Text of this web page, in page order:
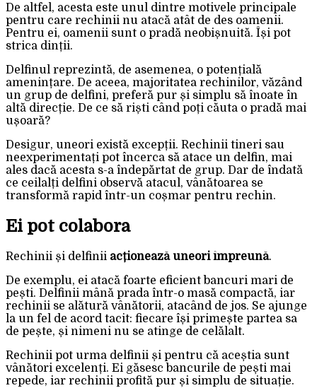
De altfel, acesta este unul dintre motivele principale
pentru care rechinii nu atacă atât de des oamenii.
Pentru ei, oamenii sunt o pradă neobișnuită. Își pot
strica dinții.
Delfinul reprezintă, de asemenea, o potențială
amenințare. De aceea, majoritatea rechinilor, văzând
un grup de delfini, preferă pur și simplu să înoate în
altă direcție. De ce să riști când poți căuta o pradă mai
ușoară?
Desigur, uneori există excepții. Rechinii tineri sau
neexperimentați pot încerca să atace un delfin, mai
ales dacă acesta s-a îndepărtat de grup. Dar de îndată
ce ceilalți delfini observă atacul, vânătoarea se
transformă rapid într-un coșmar pentru rechin.
Ei pot colabora
Rechinii și delfinii acționează uneori împreună.
De exemplu, ei atacă foarte eficient bancuri mari de
pești. Delfinii mână prada într-o masă compactă, iar
rechinii se alătură vânătorii, atacând de jos. Se ajunge
la un fel de acord tacit: fiecare își primește partea sa
de pește, și nimeni nu se atinge de celălalt.
Rechinii pot urma delfinii și pentru că aceștia sunt
vânători excelenți. Ei găsesc bancurile de pești mai
repede, iar rechinii profită pur și simplu de situație.